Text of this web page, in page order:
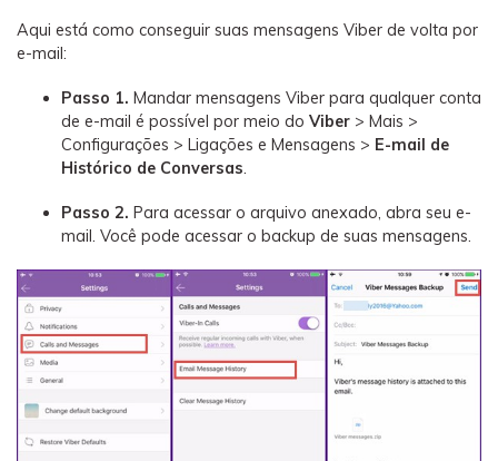
Aqui está como conseguir suas mensagens Viber de volta por
e-mail:
Passo 1. Mandar mensagens Viber para qualquer conta
de e-mail é possível por meio do Viber > Mais >
Configurações > Ligações e Mensagens > E-mail de
Histórico de Conversas.
Passo 2. Para acessar o arquivo anexado, abra seu e-
mail. Você pode acessar o backup de suas mensagens.